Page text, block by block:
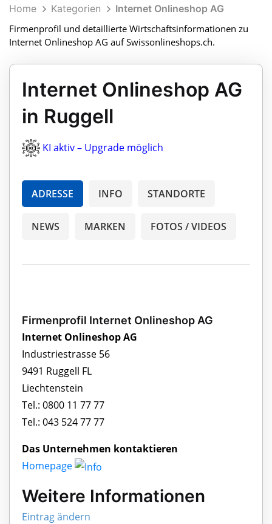
Home Kategorien
Internet Onlineshop AG
Firmenprofil und detaillierte Wirtschaftsinformationen zu
Internet Onlineshop AG auf Swissonlineshops.ch.
Internet Onlineshop AG
in Ruggell
KI aktiv – Upgrade möglich
ADRESSE INFO STANDORTE
NEWS MARKEN FOTOS / VIDEOS
Firmenprofil Internet Onlineshop AG
Internet Onlineshop AG
Industriestrasse 56
9491 Ruggell FL
Liechtenstein
Tel.: 0800 11 77 77
Tel.: 043 524 77 77
Das Unternehmen kontaktieren
Homepage
Weitere Informationen
Eintrag ändern